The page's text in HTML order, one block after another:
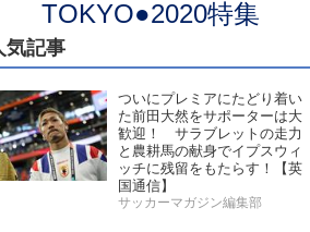
TOKYO●2020特集
気記事
ついにプレミアにたどり着い
た前田大然をサポーターは大
歓迎！ サラブレットの走力
と農耕馬の献身でイプスウィ
ッチに残留をもたらす！【英
国通信】
サッカーマガジン編集部